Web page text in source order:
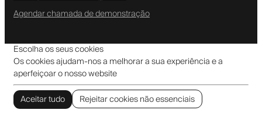
Agendar chamada de demonstração
Escolha os seus cookies
Os cookies ajudam-nos a melhorar a sua experiência e a
aperfeiçoar o nosso website
Aceitar tudo
Rejeitar cookies não essenciais